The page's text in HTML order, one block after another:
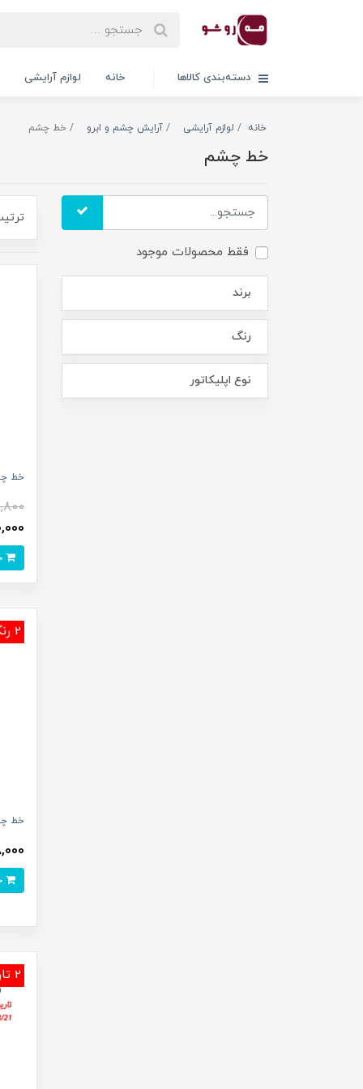
دسته‌بندی کالاها خانه لوازم آرایشی
خانه لوازم آرایشی آرایش چشم و ابرو خط چشم
خط چشم
فقط محصولات موجود
برند
رنگ
نوع اپلیکاتور
خط
2 رنگ‌بندی
خط
2 تاریخ انقضا